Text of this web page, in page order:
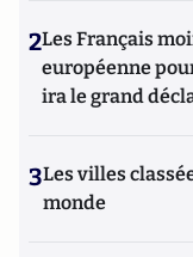
2Les Français
européenne
ira le grand
3Les villes
monde